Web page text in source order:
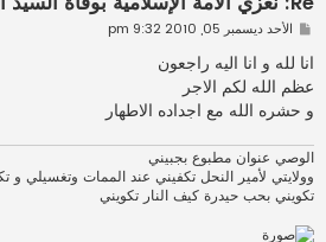
م
ر
ك
الأحد ديسمبر 05, 2010 9:32 pm
انا لله و انا اليه راجعون
عظم الله لكم الاجر
و حشره الله مع اجداده الاطهار
الوصي عنوان مطبوع بجبيني
وولايتي لأمير النحل تكفيني عند الممات وتغسيلي
تكويني بحب حيدرة كيف النار تكويني